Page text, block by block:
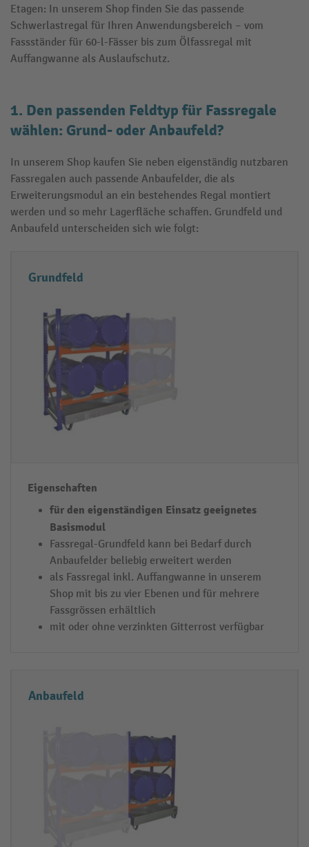
Etagen: In unserem Shop finden Sie das passende
Schwerlastregal für Ihren Anwendungsbereich – vom
Fassständer für 60-l-Fässer bis zum Ölfassregal mit
Auffangwanne als Auslaufschutz.
1. Den passenden Feldtyp für Fassregale
wählen: Grund- oder Anbaufeld?
In unserem Shop kaufen Sie neben eigenständig nutzbaren
Fassregalen auch passende Anbaufelder, die als
Erweiterungsmodul an ein bestehendes Regal montiert
werden und so mehr Lagerfläche schaffen. Grundfeld und
Anbaufeld unterscheiden sich wie folgt:
F
s
r
g
a
l
e
t
y
p
e
n
g
n
s
c
h
Grundfeld
für den eigenständigen Einsatz geeignetes
Basismodul
Fassregal-Grundfeld kann bei Bedarf durch
Anbaufelder beliebig erweitert werden
als Fassregal inkl. Auffangwanne in unserem
Shop mit bis zu vier Ebenen und für mehrere
Fassgrössen erhältlich
mit oder ohne verzinkten Gitterrost verfügbar
Anbaufeld